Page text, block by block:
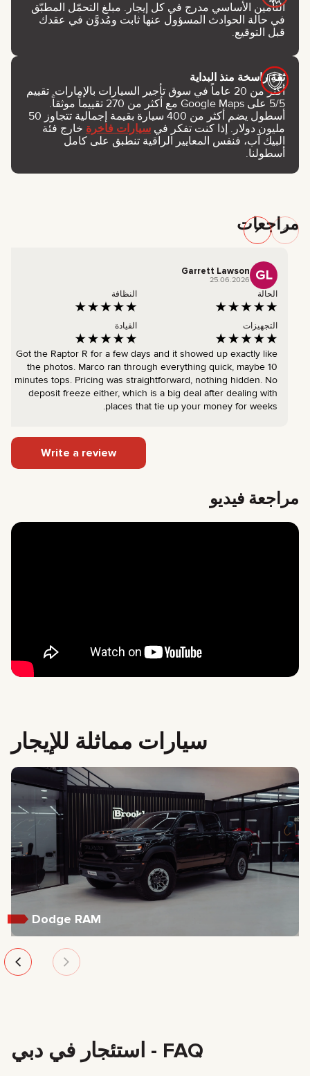
التأمين الأساسي مدرج في كل إيجار. مبلغ التحمّل المطبّق
في حالة الحوادث المسؤول عنها ثابت ومُدوَّن في عقدك
قبل التوقيع.
ثقة راسخة منذ البداية
أكثر من 20 عاماً في سوق تأجير السيارات بالإمارات. تقييم
5/5 على Google Maps مع أكثر من 270 تقييماً موثقاً.
أسطول يضم أكثر من 400 سيارة بقيمة إجمالية تتجاوز 50
مليون دولار. إذا كنت تفكر في سيارات فاخرة خارج فئة
البيك آب، فنفس المعايير الراقية تنطبق على كامل
أسطولنا.
مراجعات
GL
Garrett Lawson
25.06.2026
الحالة النظافة
التجهيزات القيادة
Got the Raptor R for a few days and it showed up exactly like
the photos. Marco ran through everything quick, maybe 10
minutes tops. Pricing was straightforward, nothing hidden. No
deposit freeze either, which is a big deal after dealing with
places that tie up your money for weeks.
Write a review
مراجعة فيديو
سيارات مماثلة للإيجار
Dodge RAM
FAQ - استئجار في دبي